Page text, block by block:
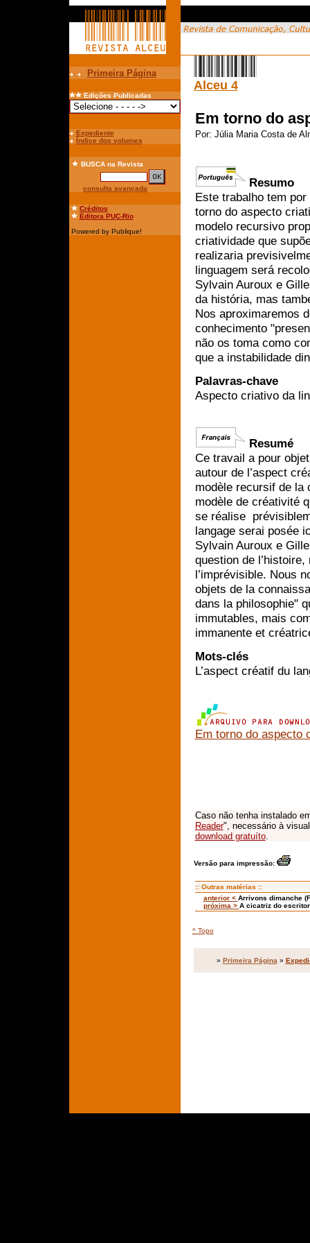
Primeira Página
Edições Publicadas
Expediente
Índice dos volumes
BUSCAna Revista
consulta avançada
Créditos
Editora PUC-Rio
Powered by Publique!
Alceu 4
Em torno do
Por: Júlia Maria Costa de
Resumo
Este trabalho tem
torno do aspecto
modelo recursivo
criatividade que
realizaria
linguagem será
Sylvain Auroux e
da história, mas
Nos aproximaremos
conhecimento
não os toma como
que a instabilidade
Palavras-chave
Aspecto criativo da
Resumé
Ce travail a pour
autour de l’aspect
modèle recursif de la
modèle de créativité
se réalise
langage serai posée
Sylvain Auroux e
question de
l’imprévisible. Nous
objets de la
dans la philosophie"
immutables, mais
immanente et
Mots-clés
L’aspect créatif du
Em torno do aspecto
Caso não tenha instalado
Reader", necessário à
download gratuíto.
Versão para impressão:
:: Outras matérias ::
anterior < Arrivons dimanche
próxima > A cicatriz do
^ Topo
» Primeira Página »